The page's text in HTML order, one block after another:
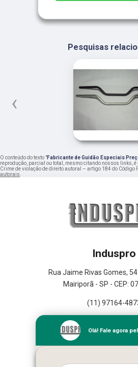
Pesquisas
‹
O conteúdo do texto "Fabricante de Guidão Especiais
reprodução, parcial ou total, mesmo citando nossos links,
Crime de violação de direito autoral – artigo 184 do Código
autorais.
Induspro
Rua Jaime Rivas Gomes,
Mairiporã - SP - CEP:
(11) 97164-
Empresa
Missão
Olá! Fale agora